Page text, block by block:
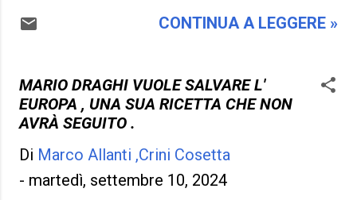
fosse da dover vendere un
comune gelato che tutti in estate
confusionale se pensa che le
sole armi e gli uomini disposti ad
uccidere , siano a portata...
europea si vuole distinguere e
per la sicurezza dell' Europa , ma
come farlo e quanti soldi ci
vogliono è ancora presto , ma è
interessati , anche a costo di
rimetterci l' osso del collo . Ma a
CONTINUA A LEGGERE »
MARIO DRAGHI VUOLE SALVARE L'
EUROPA , UNA SUA RICETTA CHE NON
AVRÀ SEGUITO .
Di Marco Allanti ,Crini Cosetta
- martedì, settembre 10, 2024